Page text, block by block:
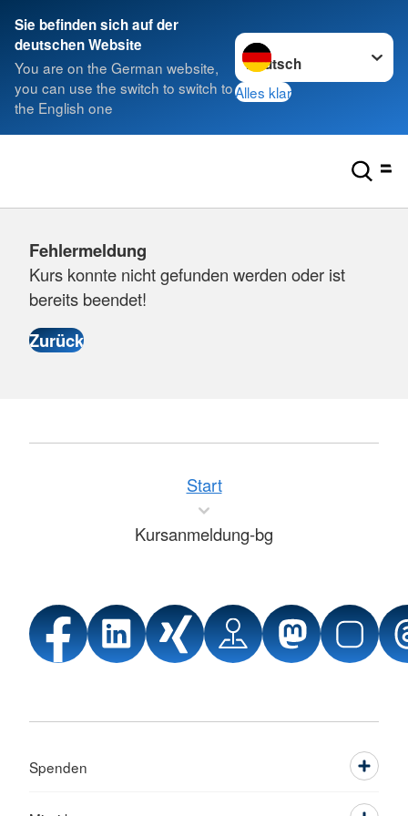
Sie befinden sich auf der
deutschen Website
You are on the German website,
you can use the switch to switch to
the English one
Sprache wechseln zu
Alles klar
Fehlermeldung
Kurs konnte nicht gefunden werden oder ist
bereits beendet!
Start
Kursanmeldung-bg
Spenden